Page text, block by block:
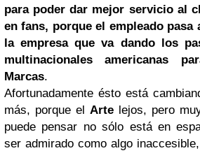
para poder dar mejor servicio al
en fans, porque el empleado pasa
la empresa que va dando los
multinacionales americanas
Marcas.
Afortunadamente ésto está
más, porque el Arte lejos, pero
puede pensar no sólo está en
ser admirado como algo